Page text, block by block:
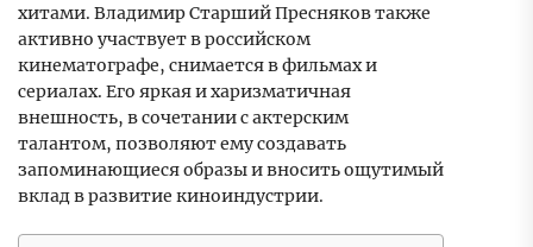
хитами. Владимир Старший Пресняков также
активно участвует в российском
кинематографе, снимается в фильмах и
сериалах. Его яркая и харизматичная
внешность, в сочетании с актерским
талантом, позволяют ему создавать
запоминающиеся образы и вносить ощутимый
вклад в развитие киноиндустрии.